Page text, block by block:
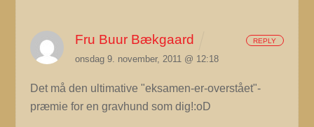
Fru Buur Bækgaard
onsdag 9. november, 2011 @ 12:18
Det må den ultimative "eksamen-er-overstået"-
præmie for en gravhund som dig!:oD
REPLY